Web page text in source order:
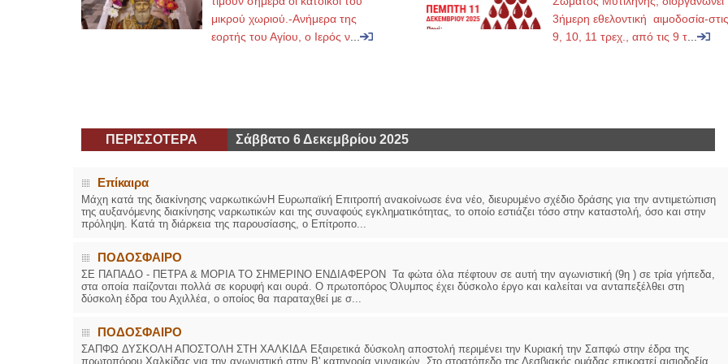
μικρού χωριού.-Ανήμερα της
εορτής του Αγίου, ο Ιερός ν...
3ήμερη εθελοντική αιμοδοσία-στις
9, 10, 11 τρεχ., από τις 9 τ...
ΠΕΡΙΣΣΟΤΕΡΑ Σάββατο 6 Δεκεμβρίου 2025
Επίκαιρα
Μάχη κατά της διακίνησης ναρκωτικώνΗ Ευρωπαϊκή Επιτροπή ανακοίνωσε ένα νέο, διευρυμένο σχέδιο δράσης για την αντιμετώπιση
της αυξανόμενης διακίνησης ναρκωτικών και της συναφούς εγκληματικότητας, το οποίο εστιάζει τόσο στην καταστολή, όσο και στην
πρόληψη. Κατά τη διάρκεια της παρουσίασης, ο Επίτροπο...
ΠΟΔΟΣΦΑΙΡΟ
ΣΕ ΠΑΠΑΔΟ - ΠΕΤΡΑ & ΜΟΡΙΑ ΤΟ ΣΗΜΕΡΙΝΟ ΕΝΔΙΑΦΕΡΟΝ Τα φώτα όλα πέφτουν σε αυτή την αγωνιστική (9η ) σε τρία γήπεδα,
στα οποία παίζονται πολλά σε κορυφή και ουρά. Ο πρωτοπόρος Όλυμπος έχει δύσκολο έργο και καλείται να ανταπεξέλθει στη
δύσκολη έδρα του Αχιλλέα, ο οποίος θα παραταχθεί με σ...
ΠΟΔΟΣΦΑΙΡΟ
ΣΑΠΦΩ ΔΥΣΚΟΛΗ ΑΠΟΣΤΟΛΗ ΣΤΗ ΧΑΛΚΙΔΑ Εξαιρετικά δύσκολη αποστολή περιμένει την Κυριακή την Σαπφώ στην έδρα της
πρωτοπόρου Χαλκίδας για την αγωνιστική στην Β' κατηγορία γυναικών. Στο στρατόπεδο της Λεσβιακής ομάδας επικρατεί αισιοδοξία